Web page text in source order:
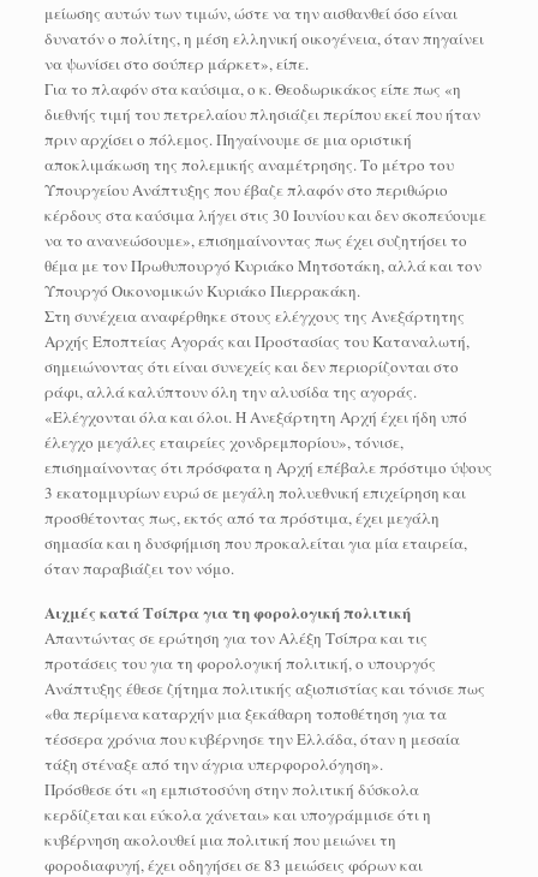
μείωσης αυτών των τιμών, ώστε να την αισθανθεί όσο είναι
δυνατόν ο πολίτης, η μέση ελληνική οικογένεια, όταν πηγαίνει
να ψωνίσει στο σούπερ μάρκετ», είπε.
Για το πλαφόν στα καύσιμα, ο κ. Θεοδωρικάκος είπε πως «η
διεθνής τιμή του πετρελαίου πλησιάζει περίπου εκεί που ήταν
πριν αρχίσει ο πόλεμος. Πηγαίνουμε σε μια οριστική
αποκλιμάκωση της πολεμικής αναμέτρησης. Tο μέτρο του
Υπουργείου Ανάπτυξης που έβαζε πλαφόν στο περιθώριο
κέρδους στα καύσιμα λήγει στις 30 Ιουνίου και δεν σκοπεύουμε
να το ανανεώσουμε», επισημαίνοντας πως έχει συζητήσει το
θέμα με τον Πρωθυπουργό Κυριάκο Μητσοτάκη, αλλά και τον
Υπουργό Οικονομικών Κυριάκο Πιερρακάκη.
Στη συνέχεια αναφέρθηκε στους ελέγχους της Ανεξάρτητης
Αρχής Εποπτείας Αγοράς και Προστασίας του Καταναλωτή,
σημειώνοντας ότι είναι συνεχείς και δεν περιορίζονται στο
ράφι, αλλά καλύπτουν όλη την αλυσίδα της αγοράς.
«Ελέγχονται όλα και όλοι. Η Ανεξάρτητη Αρχή έχει ήδη υπό
έλεγχο μεγάλες εταιρείες χονδρεμπορίου», τόνισε,
επισημαίνοντας ότι πρόσφατα η Αρχή επέβαλε πρόστιμο ύψους
3 εκατομμυρίων ευρώ σε μεγάλη πολυεθνική επιχείρηση και
προσθέτοντας πως, εκτός από τα πρόστιμα, έχει μεγάλη
σημασία και η δυσφήμιση που προκαλείται για μία εταιρεία,
όταν παραβιάζει τον νόμο.
Αιχμές κατά Τσίπρα για τη φορολογική πολιτική
Απαντώντας σε ερώτηση για τον Αλέξη Τσίπρα και τις
προτάσεις του για τη φορολογική πολιτική, ο υπουργός
Ανάπτυξης έθεσε ζήτημα πολιτικής αξιοπιστίας και τόνισε πως
«θα περίμενα καταρχήν μια ξεκάθαρη τοποθέτηση για τα
τέσσερα χρόνια που κυβέρνησε την Ελλάδα, όταν η μεσαία
τάξη στέναξε από την άγρια υπερφορολόγηση».
Πρόσθεσε ότι «η εμπιστοσύνη στην πολιτική δύσκολα
κερδίζεται και εύκολα χάνεται» και υπογράμμισε ότι η
κυβέρνηση ακολουθεί μια πολιτική που μειώνει τη
φοροδιαφυγή, έχει οδηγήσει σε 83 μειώσεις φόρων και